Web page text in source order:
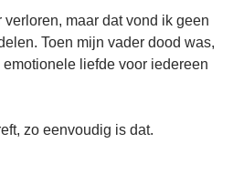
maar dat vond ik geen
Toen mijn vader dood was,
liefde voor iedereen
zo eenvoudig is dat.